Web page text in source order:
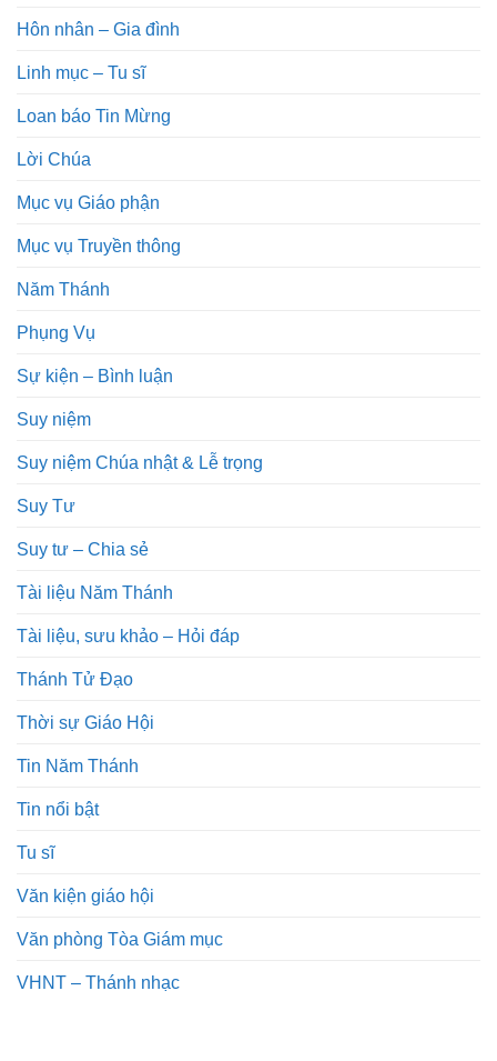
Hôn nhân – Gia đình
Linh mục – Tu sĩ
Loan báo Tin Mừng
Lời Chúa
Mục vụ Giáo phận
Mục vụ Truyền thông
Năm Thánh
Phụng Vụ
Sự kiện – Bình luận
Suy niệm
Suy niệm Chúa nhật & Lễ trọng
Suy Tư
Suy tư – Chia sẻ
Tài liệu Năm Thánh
Tài liệu, sưu khảo – Hỏi đáp
Thánh Tử Đạo
Thời sự Giáo Hội
Tin Năm Thánh
Tin nổi bật
Tu sĩ
Văn kiện giáo hội
Văn phòng Tòa Giám mục
VHNT – Thánh nhạc